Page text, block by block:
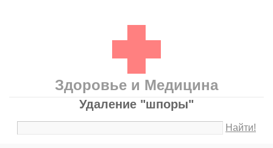
Здоровье и Медицина
Удаление "шпоры"
Найти!